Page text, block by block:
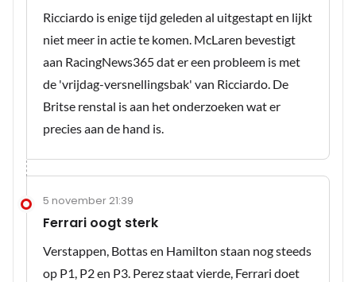
Ricciardo is enige tijd geleden al uitgestapt en lijkt
niet meer in actie te komen. McLaren bevestigt
aan RacingNews365 dat er een probleem is met
de 'vrijdag-versnellingsbak' van Ricciardo. De
Britse renstal is aan het onderzoeken wat er
precies aan de hand is.
5 november 21:39
Ferrari oogt sterk
Verstappen, Bottas en Hamilton staan nog steeds
op P1, P2 en P3. Perez staat vierde, Ferrari doet